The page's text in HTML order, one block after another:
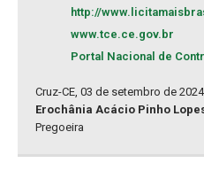
http://
www.tce.ce.gov.br
Portal Nacional de
Cruz-CE, 03 de setembro de
Erochânia Acácio Pinho
Pregoeira